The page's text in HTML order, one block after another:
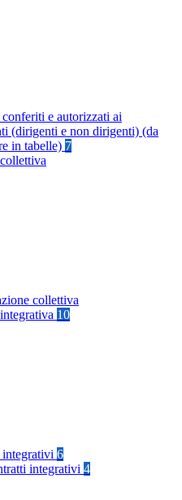
e autorizzati ai
(dirigenti e non dirigenti) (da
in tabelle) 7
collettiva
10
6
integrativi 4